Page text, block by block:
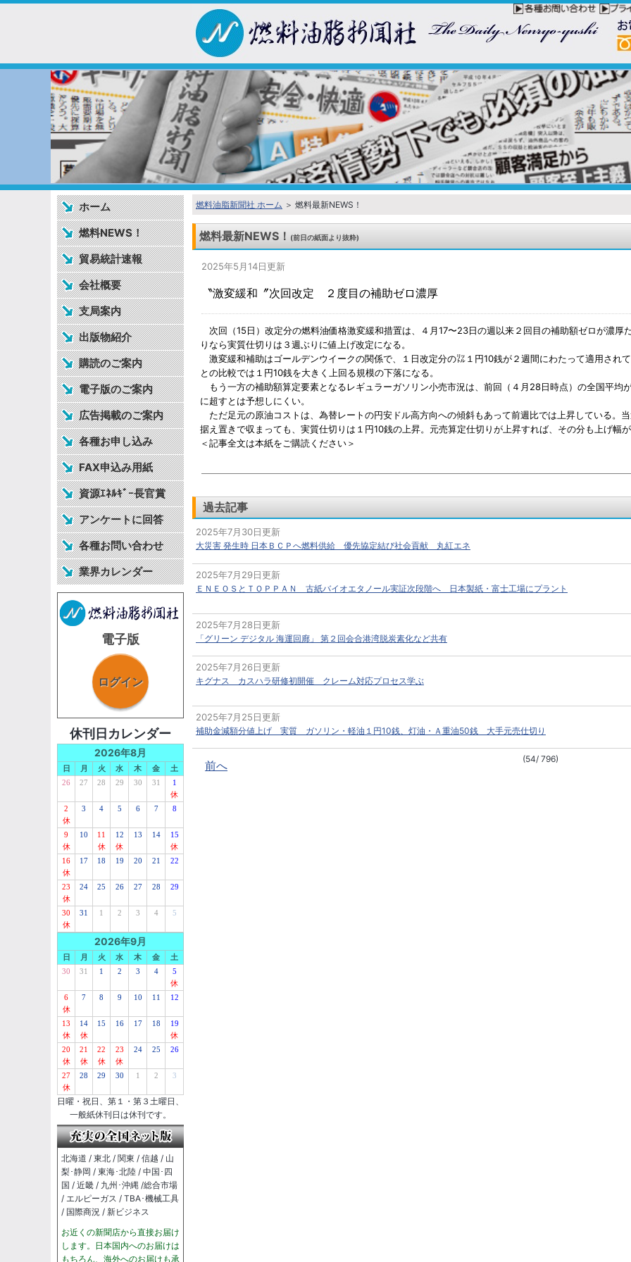
ホーム
燃料NEWS！
貿易統計速報
会社概要
支局案内
出版物紹介
購読のご案内
電子版のご案内
広告掲載のご案内
各種お申し込み
FAX申込み用紙
資源ｴﾈﾙｷﾞｰ長官賞
アンケートに回答
各種お問い合わせ
業界カレンダー
電子版
ログイン
休刊日カレンダー
2026年8月
日 月 火 水 木 金
土
26
27 28 29 30 31
1
休
2
休
3 4 5 6 7 8
9
休
10
11
休
12
休
13 14
15
休
16
休
17 18 19 20 21 22
23
休
24 25 26 27 28 29
30
休
31 1 2 3 4 5
2026年9月
日 月 火 水 木 金
土
30
31 1 2 3 4
5
休
6
休
7 8 9 10 11 12
13
休
14
休
15 16 17 18
19
休
20
休
21
休
22
休
23
休
24 25 26
27
休
28 29 30 1 2 3
日曜・祝日、第１・第３土曜日、
一般紙休刊日は休刊です。
北海道 / 東北 / 関東 / 信越 / 山
梨･静岡 / 東海･北陸 / 中国･四
国 / 近畿 / 九州･沖縄 /総合市場
/ エルピーガス / TBA･機械工具
/ 国際商況 / 新ビジネス
お近くの新聞店から直接お届け
します。日本国内へのお届けは
もちろん、海外へのお届けも承
燃料油脂新聞社 ホーム ＞ 燃料最新NEWS！
燃料最新NEWS！ (前日の紙面より抜粋)
2025年5月14日更新
〝激変緩和〞次回改定 ２度目の補助ゼロ濃厚
次回（15日）改定分の燃料油価格激変緩和措置は、４月17〜23日の週以来２回目の補助額ゼロが濃厚
りなら実質仕切りは３週ぶりに値上げ改定になる。
激変緩和補助はゴールデンウイークの関係で、１日改定分の㍑１円10銭が２週間にわたって適用され
との比較では１円10銭を大きく上回る規模の下落になる。
もう一方の補助額算定要素となるレギュラーガソリン小売市況は、前回（４月28日時点）の全国平均
に超すとは予想しにくい。
ただ足元の原油コストは、為替レートの円安ドル高方向への傾斜もあって前週比では上昇している。
据え置きで収まっても、実質仕切りは１円10銭の上昇。元売算定仕切りが上昇すれば、その分も上げ幅
＜記事全文は本紙をご購読ください＞
過去記事
2025年7月30日更新
大災害 発生時 日本ＢＣＰへ燃料供給 優先協定結び社会貢献 丸紅エネ
2025年7月29日更新
ＥＮＥＯＳとＴＯＰＰＡＮ 古紙バイオエタノール実証次段階へ 日本製紙・富士工場にプラント
2025年7月28日更新
「グリーン デジタル 海運回廊」 第２回会合港湾脱炭素化など共有
2025年7月26日更新
キグナス カスハラ研修初開催 クレーム対応プロセス学ぶ
2025年7月25日更新
補助金減額分値上げ 実質 ガソリン・軽油１円10銭、灯油・Ａ重油50銭 大手元売仕切り
前へ (54/ 796)